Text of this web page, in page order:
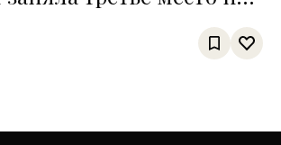
среди тюркских